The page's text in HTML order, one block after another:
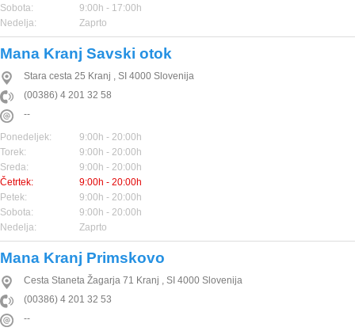
Sobota:
9:00h - 17:00h
Nedelja:
Zaprto
Mana Kranj Savski otok
Stara cesta 25 Kranj , SI 4000 Slovenija
(00386) 4 201 32 58
--
Ponedeljek:
9:00h - 20:00h
Torek:
9:00h - 20:00h
Sreda:
9:00h - 20:00h
Četrtek:
9:00h - 20:00h
Petek:
9:00h - 20:00h
Sobota:
9:00h - 20:00h
Nedelja:
Zaprto
Mana Kranj Primskovo
Cesta Staneta Žagarja 71 Kranj , SI 4000 Slovenija
(00386) 4 201 32 53
--